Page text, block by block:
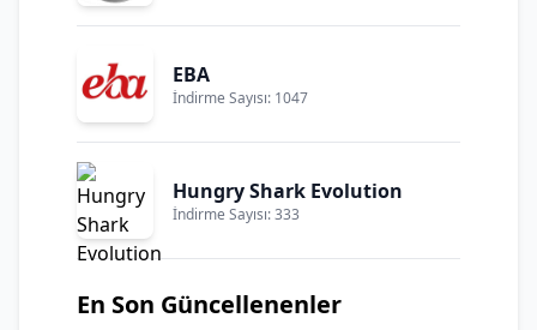
EBA
İndirme Sayısı: 1047
Hungry Shark Evolution
İndirme Sayısı: 333
En Son Güncellenenler